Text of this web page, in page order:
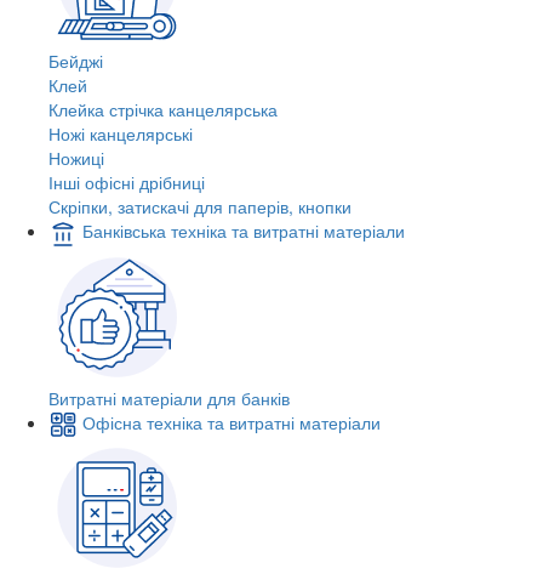
Бейджі
Клей
Клейка стрічка канцелярська
Ножі канцелярські
Ножиці
Інші офісні дрібниці
Скріпки, затискачі для паперів, кнопки
Банківська техніка та витратні матеріали
Витратні матеріали для банків
Офісна техніка та витратні матеріали